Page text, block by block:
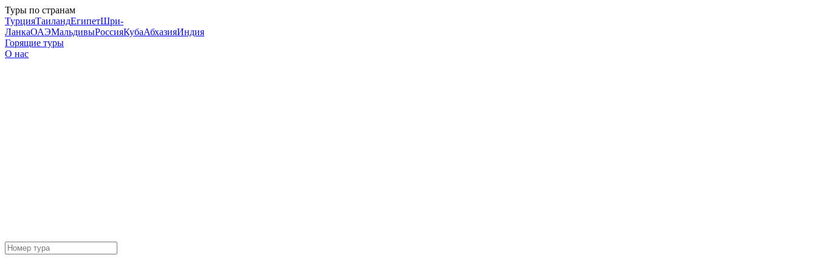
Туры по странам
ТурцияТаиландЕгипетШри-
ЛанкаОАЭМальдивыРоссияКубаАбхазияИндия
Горящие туры
О нас